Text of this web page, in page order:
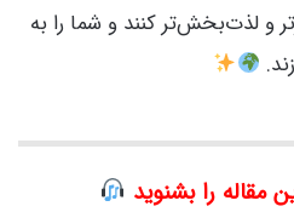
و لذت‌بخش‌تر کنند و شما را به
مقاله را بشنوید